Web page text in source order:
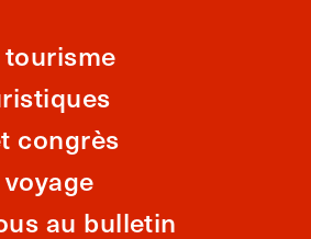
congrès
au bulletin